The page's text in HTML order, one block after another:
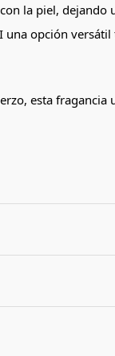
la piel, dejando
opción
esta fragancia